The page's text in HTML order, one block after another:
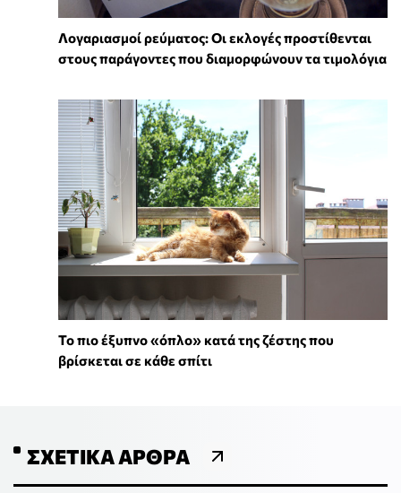
Λογαριασμοί ρεύματος: Οι εκλογές προστίθενται
στους παράγοντες που διαμορφώνουν τα τιμολόγια
To πιο έξυπνο «όπλο» κατά της ζέστης που
βρίσκεται σε κάθε σπίτι
ΣΧΕΤΙΚΆ ΆΡΘΡΑ